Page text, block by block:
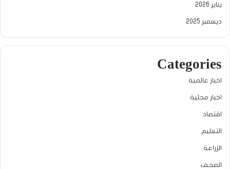
يناير 2026
ديسمبر 2025
Categories
اخبار عالمية
اخبار محلية
اقتصاد
التعليم
الزراعة
الصحف